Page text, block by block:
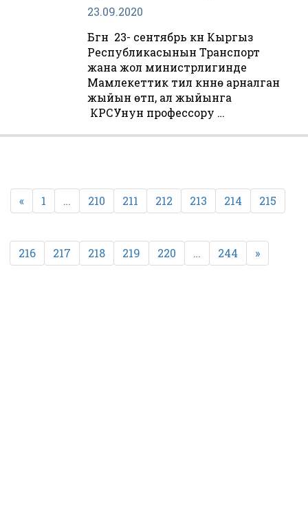
23.09.2020
Бүгүн 23- сентябрь күнү Кыргыз
Республикасынын Транспорт
жана жол министрлигинде
Мамлекеттик тил күнүнѳ арналган
жыйын ѳтүп, ал жыйынга
КРСУнун профессору …
записей
« 1 … 210 211 212 213 214 215
216 217 218 219 220 … 244 »